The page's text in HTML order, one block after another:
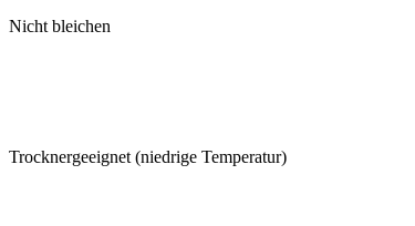
Nicht bleichen
Trocknergeeignet (niedrige Temperatur)